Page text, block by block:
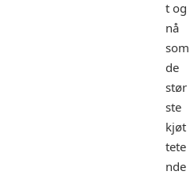
t og
nå
som
de
stør
ste
kjøt
tete
nde